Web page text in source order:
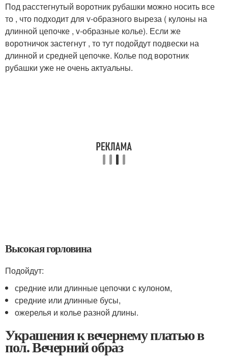
Под расстегнутый воротник рубашки можно носить все
то , что подходит для v-образного выреза ( кулоны на
длинной цепочке , v-образные колье). Если же
воротничок застегнут , то тут подойдут подвески на
длинной и средней цепочке. Колье под воротник
рубашки уже не очень актуальны.
Высокая горловина
Подойдут:
средние или длинные цепочки с кулоном,
средние или длинные бусы,
ожерелья и колье разной длины.
Украшения к вечернему платью в
пол. Вечерний образ